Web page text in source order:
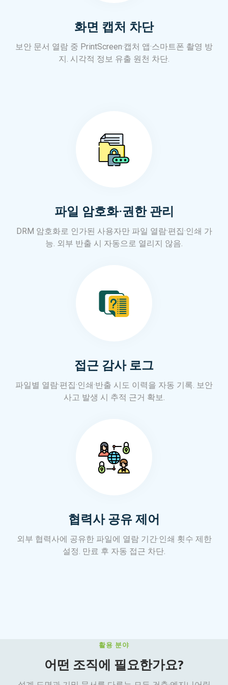
화면 캡처 차단
보안 문서 열람 중 PrintScreen·캡처 앱·스마트폰 촬영 방
지. 시각적 정보 유출 원천 차단.
파일 암호화·권한 관리
DRM 암호화로 인가된 사용자만 파일 열람·편집·인쇄 가
능. 외부 반출 시 자동으로 열리지 않음.
접근 감사 로그
파일별 열람·편집·인쇄·반출 시도 이력을 자동 기록. 보안
사고 발생 시 추적 근거 확보.
협력사 공유 제어
외부 협력사에 공유한 파일에 열람 기간·인쇄 횟수 제한
설정. 만료 후 자동 접근 차단.
활용 분야
어떤 조직에 필요한가요?